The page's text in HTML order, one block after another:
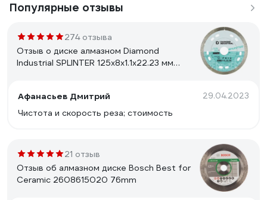
Популярные отзывы
274 отзыва
Отзыв о диске алмазном Diamond
Industrial SPLINTER 125x8x1.1x22.23 мм
Афанасьев Дмитрий
29.04.2023
Чистота и скорость реза; стоимость
21 отзыв
Отзыв об алмазном диске Bosch Best for
Ceramic 2608615020 76mm